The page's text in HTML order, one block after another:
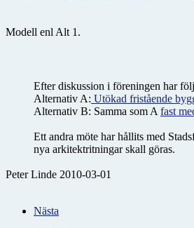
Modell enl Alt 1.
Efter diskussion i föreningen har
Alternativ A: Utökad fristående
Alternativ B: Samma som A fast
Ett andra möte har hållits med
nya arkitektritningar skall göras.
Peter Linde 2010-03-01
Nästa